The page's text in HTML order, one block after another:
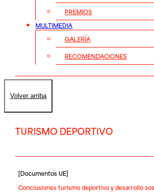
PREMIOS
MULTIMEDIA
GALERÍA
RECOMENDACIONES
Volver arriba
TURISMO DEPORTIVO
[Documentos UE]
Conclusiones turismo deportivo y desarrollo